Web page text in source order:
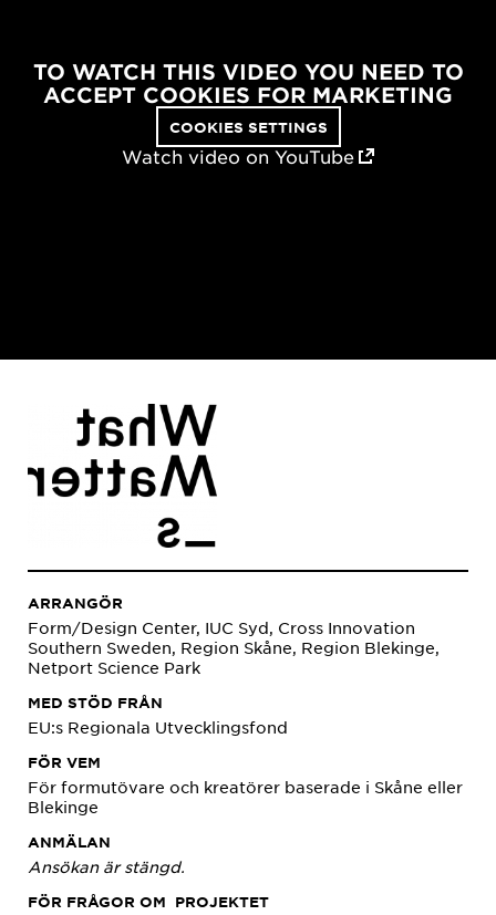
TO WATCH THIS VIDEO YOU NEED TO
ACCEPT COOKIES FOR MARKETING
COOKIES SETTINGS
Watch video on YouTube
ARRANGÖR
Form/Design Center, IUC Syd, Cross Innovation
Southern Sweden, Region Skåne, Region Blekinge,
Netport Science Park
MED STÖD FRÅN
EU:s Regionala Utvecklingsfond
FÖR VEM
För formutövare och kreatörer baserade i Skåne eller
Blekinge
ANMÄLAN
Ansökan är stängd.
FÖR FRÅGOR OM PROJEKTET